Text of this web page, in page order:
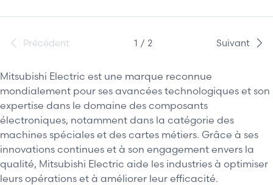
Mitsubishi Electric est une marque reconnue
mondialement pour ses avancées technologiques et son
expertise dans le domaine des composants
électroniques, notamment dans la catégorie des
machines spéciales et des cartes métiers. Grâce à ses
innovations continues et à son engagement envers la
qualité, Mitsubishi Electric aide les industries à optimiser
leurs opérations et à améliorer leur efficacité.
Précédent 1 / 2 Suivant